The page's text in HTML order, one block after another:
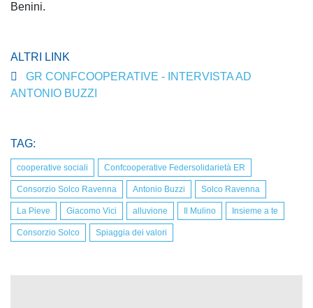
Benini.
ALTRI LINK
GR CONFCOOPERATIVE - INTERVISTA AD
ANTONIO BUZZI
TAG:
cooperative sociali Confcooperative Federsolidarietà ER
Consorzio Solco Ravenna Antonio Buzzi Solco Ravenna
La Pieve Giacomo Vici alluvione Il Mulino Insieme a te
Consorzio Solco Spiaggia dei valori